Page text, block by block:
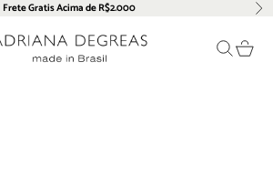
Frete Gratis Acima de R$2.000
Degreas Pesquisar